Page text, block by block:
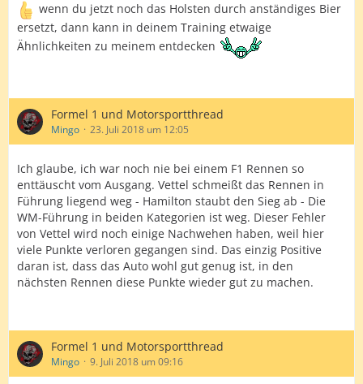
wenn du jetzt noch das Holsten durch anständiges Bier
ersetzt, dann kann in deinem Training etwaige
Ähnlichkeiten zu meinem entdecken
Formel 1 und Motorsportthread
Mingo 23. Juli 2018 um 12:05
Ich glaube, ich war noch nie bei einem F1 Rennen so
enttäuscht vom Ausgang. Vettel schmeißt das Rennen in
Führung liegend weg - Hamilton staubt den Sieg ab - Die
WM-Führung in beiden Kategorien ist weg. Dieser Fehler
von Vettel wird noch einige Nachwehen haben, weil hier
viele Punkte verloren gegangen sind. Das einzig Positive
daran ist, dass das Auto wohl gut genug ist, in den
nächsten Rennen diese Punkte wieder gut zu machen.
Formel 1 und Motorsportthread
Mingo 9. Juli 2018 um 09:16